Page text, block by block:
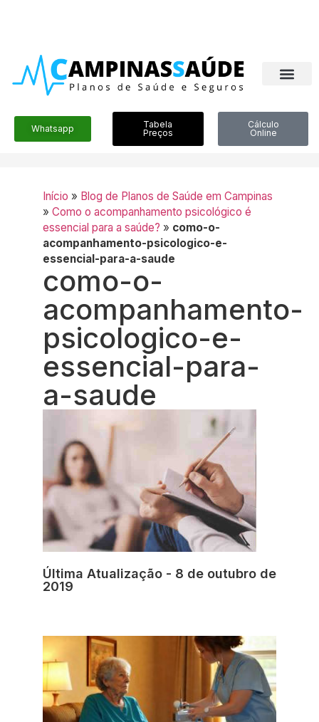
Whatsapp
Tabela
Preços
Cálculo
Online
Início » Blog de Planos de Saúde em Campinas
» Como o acompanhamento psicológico é
essencial para a saúde? » como-o-
acompanhamento-psicologico-e-
essencial-para-a-saude
como-o-
acompanhamento-
psicologico-e-
essencial-para-
a-saude
Última Atualização - 8 de outubro de
2019